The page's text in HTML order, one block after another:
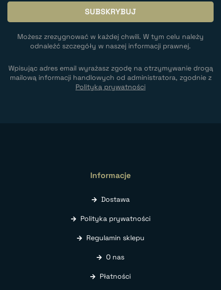
Możesz zrezygnować w każdej chwili. W tym celu należy
odnaleźć szczegóły w naszej informacji prawnej.
Wpisując adres email wyrażasz zgodę na otrzymywanie drogą
mailową informacji handlowych od administratora, zgodnie z
Polityką prywatności
Informacje
Dostawa
Polityka prywatności
Regulamin sklepu
O nas
Płatności